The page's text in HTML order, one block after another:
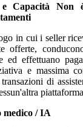
Capacità
Non
in cui i seller
offerte,
ed effettuano
e massima
di
medico / IA